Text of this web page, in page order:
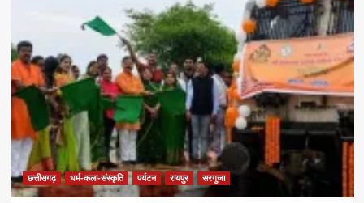
एकजुटता
सामाजिक
विकास
की
बड़ी
शक्ति
राजेश
अग्रवाल
छत्तीसगढ़ धर्म-कला-संस्कृति पर्यटन रायपुर सरगुजा